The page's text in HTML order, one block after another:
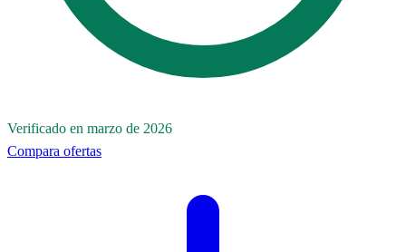
Verificado en marzo de 2026
Compara ofertas